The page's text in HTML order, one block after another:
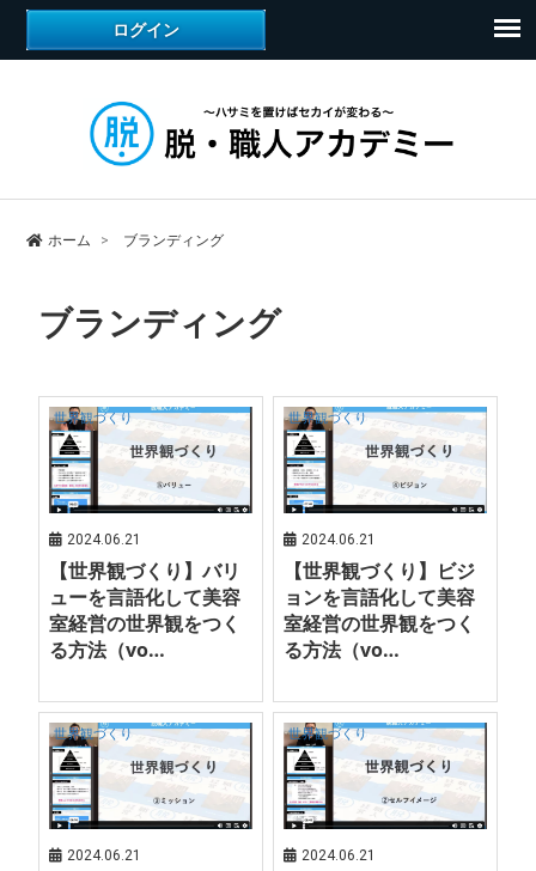
ホーム ブランディング
ブランディング
世界観づくり
2024.06.21
【世界観づくり】バリ
ューを言語化して美容
室経営の世界観をつく
る方法（vo…
世界観づくり
2024.06.21
【世界観づくり】ビジ
ョンを言語化して美容
室経営の世界観をつく
る方法（vo…
世界観づくり
2024.06.21
世界観づくり
2024.06.21